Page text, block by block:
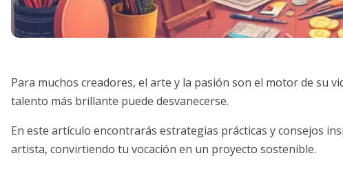
Para muchos creadores, el arte y la pasión son el motor de su
talento más brillante puede desvanecerse.
En este artículo encontrarás estrategias prácticas y consejos
artista, convirtiendo tu vocación en un proyecto sostenible.